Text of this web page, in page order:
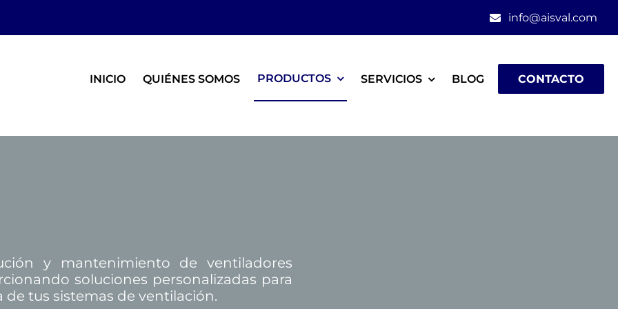
info@aisval.com
INICIO QUIÉNES SOMOS PRODUCTOS SERVICIOS BLOG CONTACTO
y mantenimiento de ventiladores
soluciones personalizadas para
tus sistemas de ventilación.